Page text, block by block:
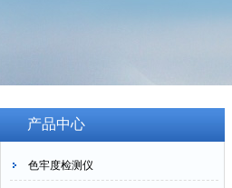
产品中心
色牢度检测仪